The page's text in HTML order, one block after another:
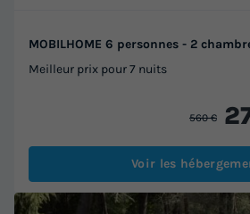
MOBILHOME 6 personnes - 2
Meilleur prix pour 7 nuits
560 €
Voir les